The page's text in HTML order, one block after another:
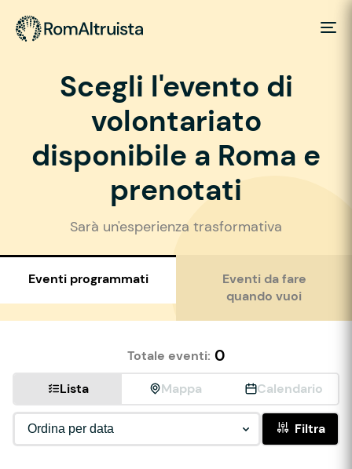
Scegli l'evento di
volontariato
disponibile a Roma e
prenotati
Sarà un'esperienza trasformativa
Eventi programmati
Eventi da fare
quando vuoi
Totale eventi: 0
Lista Mappa Calendario
Filtra